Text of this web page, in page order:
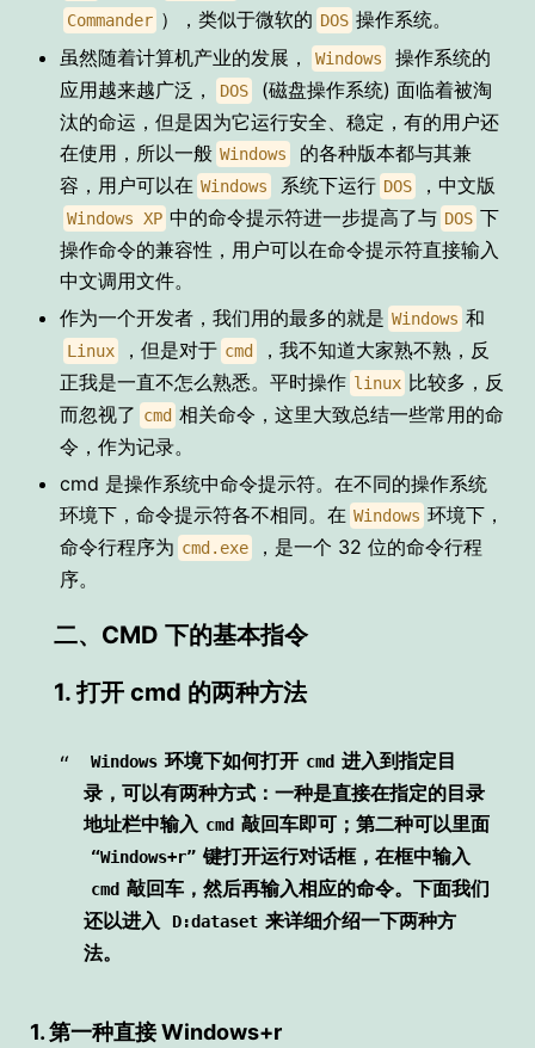
Commander ），类似于微软的 DOS 操作系统。
虽然随着计算机产业的发展，
Windows
操作系统的
应用越来越广泛，
DOS
(磁盘操作系统) 面临着被淘
汰的命运，但是因为它运行安全、稳定，有的用户还
在使用，所以一般 Windows
的各种版本都与其兼
容，用户可以在 Windows 系统下运行 DOS ，中文版
Windows XP 中的命令提示符进一步提高了与 DOS 下
操作命令的兼容性，用户可以在命令提示符直接输入
中文调用文件。
作为一个开发者，我们用的最多的就是 Windows 和
Linux ，但是对于 cmd
，我不知道大家熟不熟，反
正我是一直不怎么熟悉。平时操作 linux 比较多，反
而忽视了 cmd 相关命令，这里大致总结一些常用的命
令，作为记录。
cmd 是操作系统中命令提示符。在不同的操作系统
环境下，命令提示符各不相同。在 Windows 环境下，
命令行程序为 cmd.exe
，是一个 32 位的命令行程
序。
二、CMD 下的基本指令
1. 打开 cmd 的两种方法
Windows 环境下如何打开 cmd 进入到指定目
录，可以有两种方式：一种是直接在指定的目录
地址栏中输入 cmd 敲回车即可；第二种可以里面
“Windows+r” 键打开运行对话框，在框中输入
cmd 敲回车，然后再输入相应的命令。下面我们
还以进入
D:dataset 来详细介绍一下两种方
法。
1. 第一种直接 Windows+r